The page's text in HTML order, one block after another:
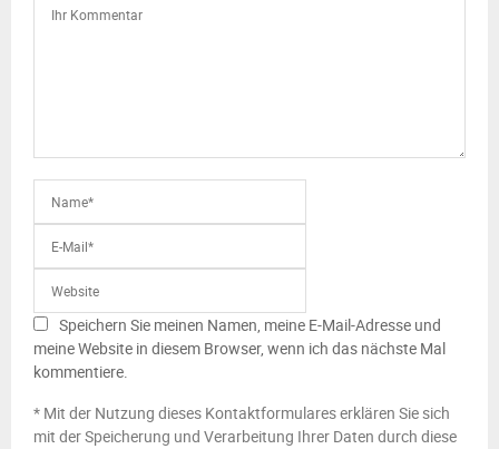
Speichern Sie meinen Namen, meine E-Mail-Adresse und
meine Website in diesem Browser, wenn ich das nächste Mal
kommentiere.
* Mit der Nutzung dieses Kontaktformulares erklären Sie sich
mit der Speicherung und Verarbeitung Ihrer Daten durch diese